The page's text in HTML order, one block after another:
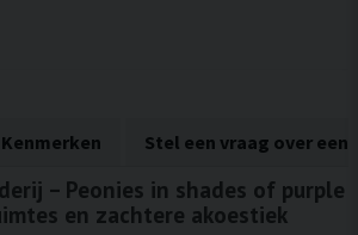
Kenmerken Stel een vraag over een
– Peonies in shades of purple
en zachtere akoestiek